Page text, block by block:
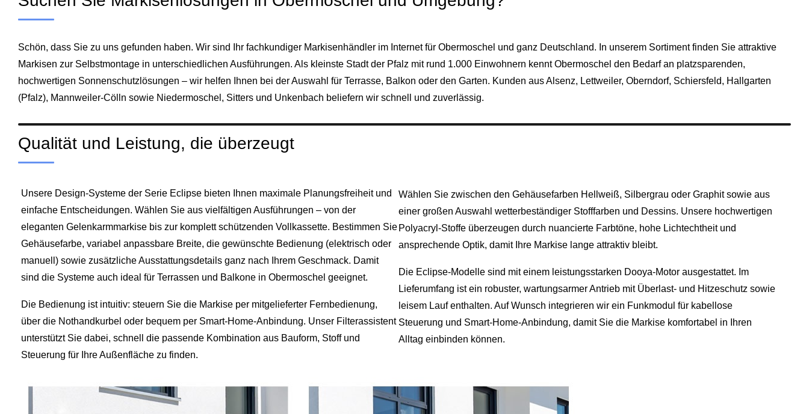
Schön, dass Sie zu uns gefunden haben. Wir sind Ihr fachkundiger Markisenhändler im Internet für Obermoschel und ganz Deutschland. In unserem Sortiment finden Sie attraktive
Markisen zur Selbstmontage in unterschiedlichen Ausführungen. Als kleinste Stadt der Pfalz mit rund 1.000 Einwohnern kennt Obermoschel den Bedarf an platzsparenden,
hochwertigen Sonnenschutzlösungen – wir helfen Ihnen bei der Auswahl für Terrasse, Balkon oder den Garten. Kunden aus Alsenz, Lettweiler, Oberndorf, Schiersfeld, Hallgarten
(Pfalz), Mannweiler‑Cölln sowie Niedermoschel, Sitters und Unkenbach beliefern wir schnell und zuverlässig.
Qualität und Leistung, die überzeugt
Unsere Design-Systeme der Serie Eclipse bieten Ihnen maximale Planungsfreiheit und
einfache Entscheidungen. Wählen Sie aus vielfältigen Ausführungen – von der
eleganten Gelenkarmmarkise bis zur komplett schützenden Vollkassette. Bestimmen Sie
Gehäusefarbe, variabel anpassbare Breite, die gewünschte Bedienung (elektrisch oder
manuell) sowie zusätzliche Ausstattungsdetails ganz nach Ihrem Geschmack. Damit
sind die Systeme auch ideal für Terrassen und Balkone in Obermoschel geeignet.
Die Bedienung ist intuitiv: steuern Sie die Markise per mitgelieferter Fernbedienung,
über die Nothandkurbel oder bequem per Smart-Home-Anbindung. Unser Filterassistent
unterstützt Sie dabei, schnell die passende Kombination aus Bauform, Stoff und
Steuerung für Ihre Außenfläche zu finden.
Wählen Sie zwischen den Gehäusefarben Hellweiß, Silbergrau oder Graphit sowie aus
einer großen Auswahl wetterbeständiger Stofffarben und Dessins. Unsere hochwertigen
Polyacryl-Stoffe überzeugen durch nuancierte Farbtöne, hohe Lichtechtheit und
ansprechende Optik, damit Ihre Markise lange attraktiv bleibt.
Die Eclipse-Modelle sind mit einem leistungsstarken Dooya-Motor ausgestattet. Im
Lieferumfang ist ein robuster, wartungsarmer Antrieb mit Überlast- und Hitzeschutz sowie
leisem Lauf enthalten. Auf Wunsch integrieren wir ein Funkmodul für kabellose
Steuerung und Smart-Home-Anbindung, damit Sie die Markise komfortabel in Ihren
Alltag einbinden können.